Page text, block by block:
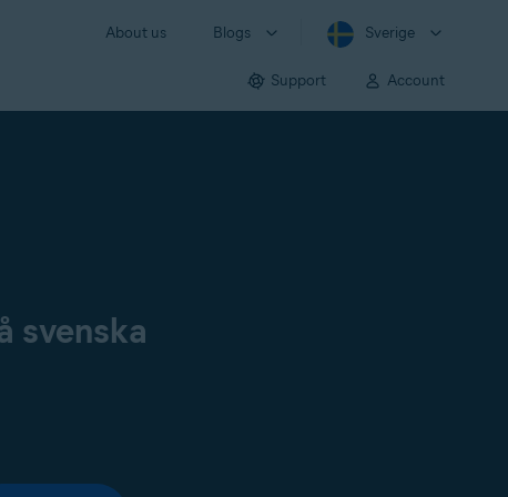
About us Blogs Sverige
Support Account
svenska